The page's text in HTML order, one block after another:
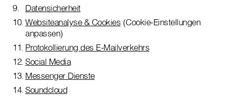
Datensicherheit
Websiteanalyse & Cookies (Cookie-Einstellungen
anpassen)
Protokollierung des E-Mailverkehrs
Social Media
Messenger Dienste
Soundcloud